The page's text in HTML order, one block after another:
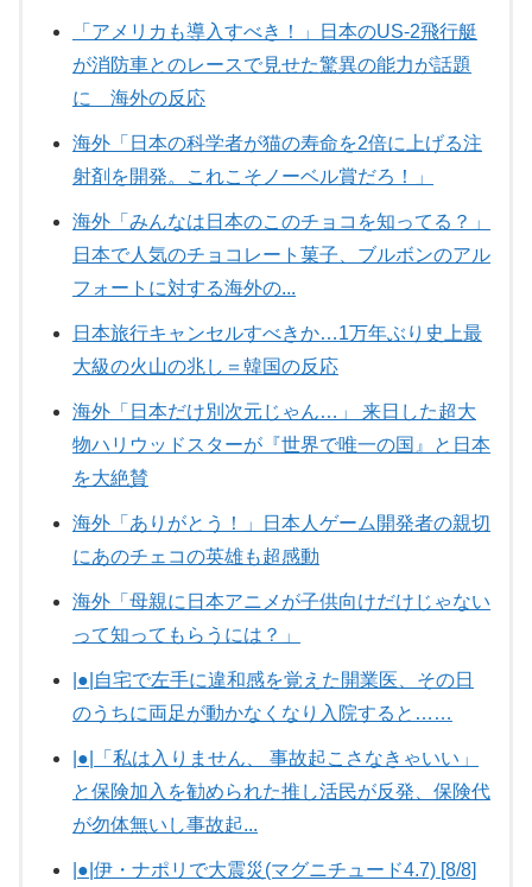
「アメリカも導入すべき！」日本のUS-2飛行艇
が消防車とのレースで見せた驚異の能力が話題
に 海外の反応
海外「日本の科学者が猫の寿命を2倍に上げる注
射剤を開発。これこそノーベル賞だろ！」
海外「みんなは日本のこのチョコを知ってる？」
日本で人気のチョコレート菓子、ブルボンのアル
フォートに対する海外の...
日本旅行キャンセルすべきか…1万年ぶり史上最
大級の火山の兆し＝韓国の反応
海外「日本だけ別次元じゃん…」 来日した超大
物ハリウッドスターが『世界で唯一の国』と日本
を大絶賛
海外「ありがとう！」日本人ゲーム開発者の親切
にあのチェコの英雄も超感動
海外「母親に日本アニメが子供向けだけじゃない
って知ってもらうには？」
|●|自宅で左手に違和感を覚えた開業医、その日
のうちに両足が動かなくなり入院すると……
|●|「私は入りません、 事故起こさなきゃいい」
と保険加入を勧められた推し活民が反発、保険代
が勿体無いし事故起...
|●|伊・ナポリで大震災(マグニチュード4.7) [8/8]